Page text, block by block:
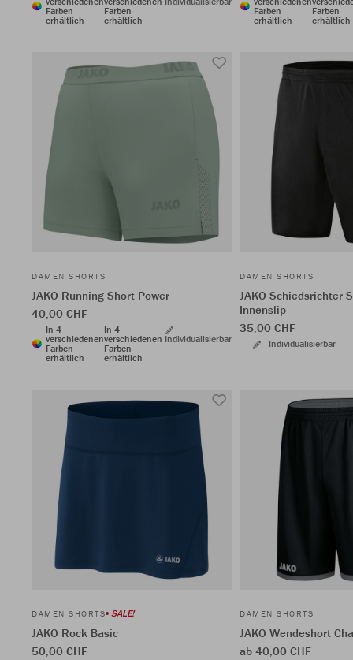
Farben
erhältlich
Farben
erhältlich
Farben
erhältlich
Farben
erhältlich
DAMEN SHORTS
JAKO Running Short Power
40,00 CHF
In 4
verschiedenen
Farben
erhältlich
In 4
verschiedenen
Farben
erhältlich
Individualisierbar
DAMEN SHORTS
JAKO Schiedsrichter
Innenslip
35,00 CHF
Individualisierbar
DAMEN SHORTS SALE!
JAKO Rock Basic
50,00 CHF
DAMEN SHORTS
JAKO Wendeshort
ab 40,00 CHF